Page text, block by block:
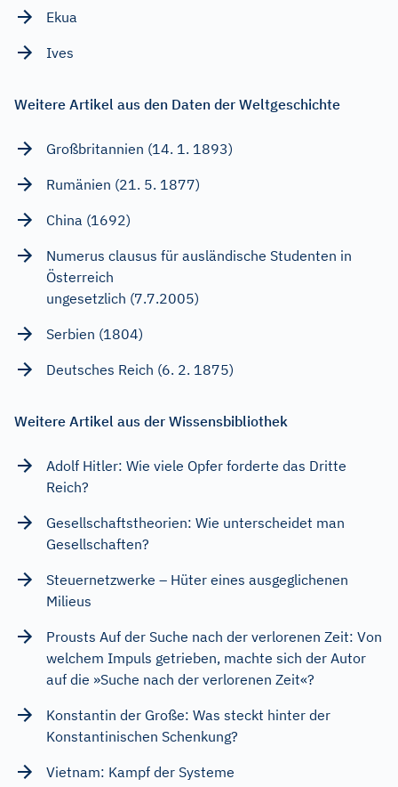
Ekua
Ives
Weitere Artikel aus den Daten der Weltgeschichte
Großbritannien (14. 1. 1893)
Rumänien (21. 5. 1877)
China (1692)
Numerus clausus für ausländische Studenten in
Österreich
ungesetzlich (7.7.2005)
Serbien (1804)
Deutsches Reich (6. 2. 1875)
Weitere Artikel aus der Wissensbibliothek
Adolf Hitler: Wie viele Opfer forderte das Dritte
Reich?
Gesellschaftstheorien: Wie unterscheidet man
Gesellschaften?
Steuernetzwerke – Hüter eines ausgeglichenen
Milieus
Prousts Auf der Suche nach der verlorenen Zeit: Von
welchem Impuls getrieben, machte sich der Autor
auf die »Suche nach der verlorenen Zeit«?
Konstantin der Große: Was steckt hinter der
Konstantinischen Schenkung?
Vietnam: Kampf der Systeme